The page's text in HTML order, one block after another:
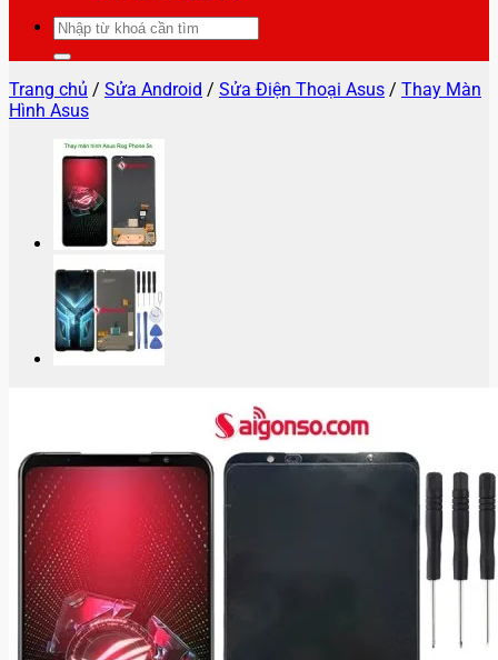
Tìm
kiếm:
Trang chủ / Sửa Android / Sửa Điện Thoại Asus / Thay Màn
Hình Asus